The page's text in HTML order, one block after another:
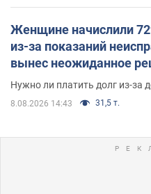
Женщине начислили
из-за показаний
вынес неожиданное
Нужно ли платить долг из-за
8.08.2026 14:43 31,5 т.